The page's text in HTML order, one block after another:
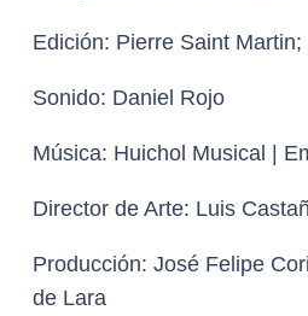
Edición: Pierre Saint
Sonido: Daniel Rojo
Música: Huichol Musical |
Director de Arte: Luis
Producción: José Felipe
de Lara